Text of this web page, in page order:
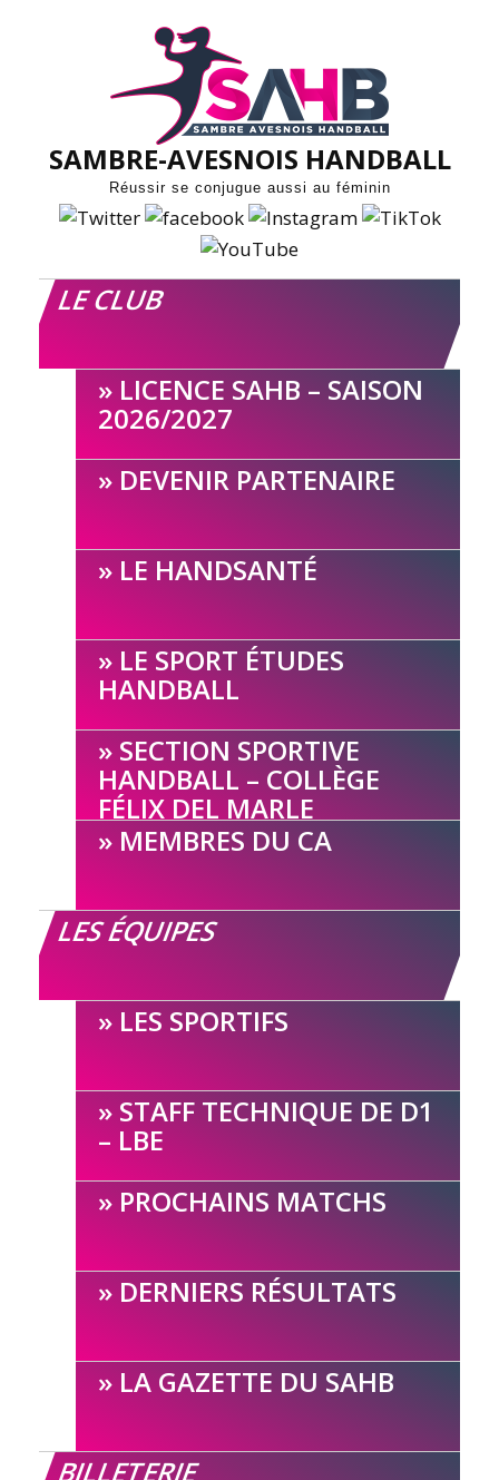
SAMBRE-AVESNOIS HANDBALL
Réussir se conjugue aussi au féminin
LE CLUB
LICENCE SAHB – SAISON
2026/2027
DEVENIR PARTENAIRE
LE HANDSANTÉ
LE SPORT ÉTUDES
HANDBALL
SECTION SPORTIVE
HANDBALL – COLLÈGE
FÉLIX DEL MARLE
MEMBRES DU CA
LES ÉQUIPES
LES SPORTIFS
STAFF TECHNIQUE DE D1
– LBE
PROCHAINS MATCHS
DERNIERS RÉSULTATS
LA GAZETTE DU SAHB
BILLETERIE